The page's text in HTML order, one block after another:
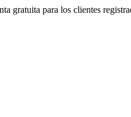
gratuita para los clientes